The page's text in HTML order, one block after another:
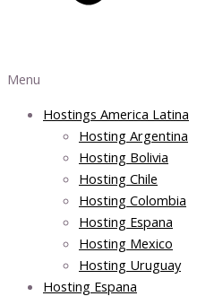
Menu
Hostings America Latina
Hosting Argentina
Hosting Bolivia
Hosting Chile
Hosting Colombia
Hosting Espana
Hosting Mexico
Hosting Uruguay
Hosting Espana